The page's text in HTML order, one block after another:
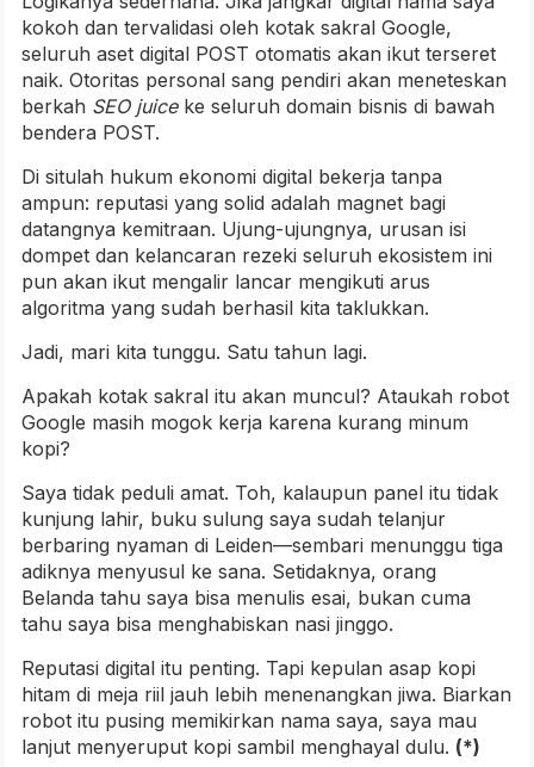
kokoh dan tervalidasi oleh kotak sakral Google,
seluruh aset digital POST otomatis akan ikut terseret
naik. Otoritas personal sang pendiri akan meneteskan
berkah SEO juiceke seluruh domain bisnis di bawah
bendera POST.
Di situlah hukum ekonomi digital bekerja tanpa
ampun: reputasi yang solid adalah magnet bagi
datangnya kemitraan. Ujung-ujungnya, urusan isi
dompet dan kelancaran rezeki seluruh ekosistem ini
pun akan ikut mengalir lancar mengikuti arus
algoritma yang sudah berhasil kita taklukkan.
Jadi, mari kita tunggu. Satu tahun lagi.
Apakah kotak sakral itu akan muncul? Ataukah robot
Google masih mogok kerja karena kurang minum
kopi?
Saya tidak peduli amat. Toh, kalaupun panel itu tidak
kunjung lahir, buku sulung saya sudah telanjur
berbaring nyaman di Leiden—sembari menunggu tiga
adiknya menyusul ke sana. Setidaknya, orang
Belanda tahu saya bisa menulis esai, bukan cuma
tahu saya bisa menghabiskan nasi jinggo.
Reputasi digital itu penting. Tapi kepulan asap kopi
hitam di meja riil jauh lebih menenangkan jiwa. Biarkan
robot itu pusing memikirkan nama saya, saya mau
lanjut menyeruput kopi sambil menghayal dulu. (*)